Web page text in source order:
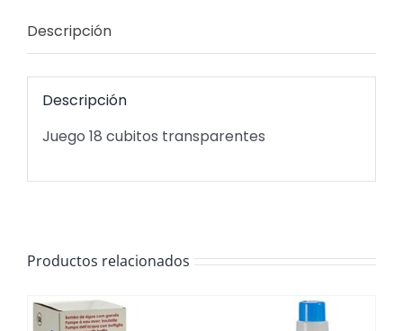
Descripción
Descripción
Juego 18 cubitos transparentes
Productos relacionados